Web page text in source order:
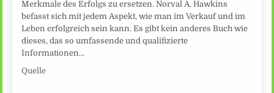
Merkmale des Erfolgs zu ersetzen. Norval A. Hawkins
befasst sich mit jedem Aspekt, wie man im Verkauf und im
Leben erfolgreich sein kann. Es gibt kein anderes Buch wie
dieses, das so umfassende und qualifizierte
Informationen…
Quelle